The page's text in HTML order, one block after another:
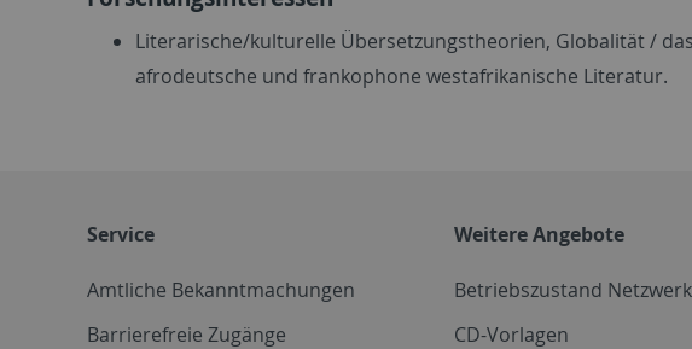
Literarische/kulturelle Übersetzungstheorien, Globalität /
afrodeutsche und frankophone westafrikanische Literatur.
Service
Amtliche Bekanntmachungen
Barrierefreie Zugänge
Weitere Angebote
Betriebszustand Netzwerk
CD-Vorlagen